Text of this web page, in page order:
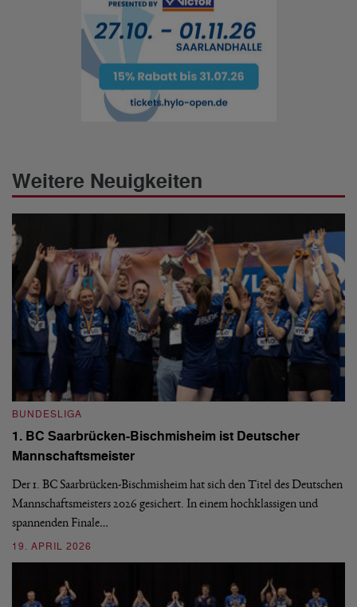
Weitere Neuigkeiten
BUNDESLIGA
1. BC Saarbrücken-Bischmisheim ist Deutscher
Mannschaftsmeister
Der 1. BC Saarbrücken-Bischmisheim hat sich den Titel des Deutschen
Mannschaftsmeisters 2026 gesichert. In einem hochklassigen und
spannenden Finale…
19. APRIL 2026